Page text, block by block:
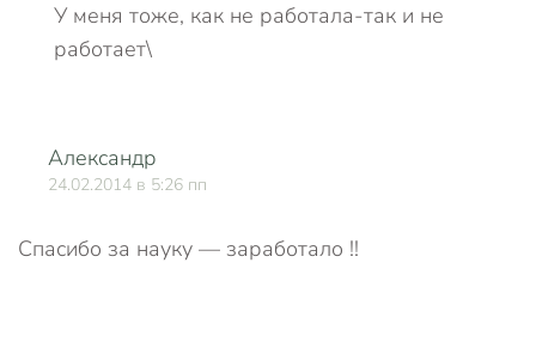
У меня тоже, как не работала-так и не
работает\
Александр
24.02.2014 в 5:26 пп
Спасибо за науку — заработало !!